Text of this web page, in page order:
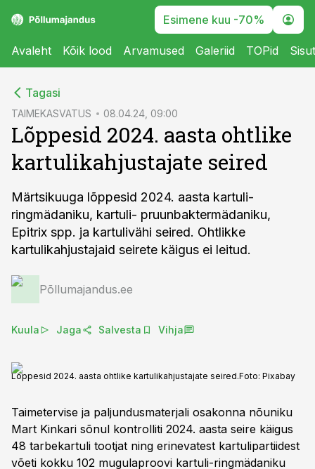
Esimene kuu -70%
Avaleht Kõik lood Arvamused Galeriid TOPid
Tagasi
TAIMEKASVATUS 08.04.24, 09:00
Lõppesid 2024. aasta ohtlike
kartulikahjustajate seired
Märtsikuuga lõppesid 2024. aasta kartuli-
ringmädaniku, kartuli- pruunbaktermädaniku,
Epitrix spp. ja kartulivähi seired. Ohtlikke
kartulikahjustajaid seirete käigus ei leitud.
Põllumajandus.ee
Kuula Jaga Salvesta Vihja
Lõppesid 2024. aasta ohtlike kartulikahjustajate seired.Foto: Pixabay
Taimetervise ja paljundusmaterjali osakonna nõuniku
Mart Kinkari sõnul kontrolliti 2024. aasta seire käigus
48 tarbekartuli tootjat ning erinevatest kartulipartiidest
võeti kokku 102 mugulaproovi kartuli-ringmädaniku